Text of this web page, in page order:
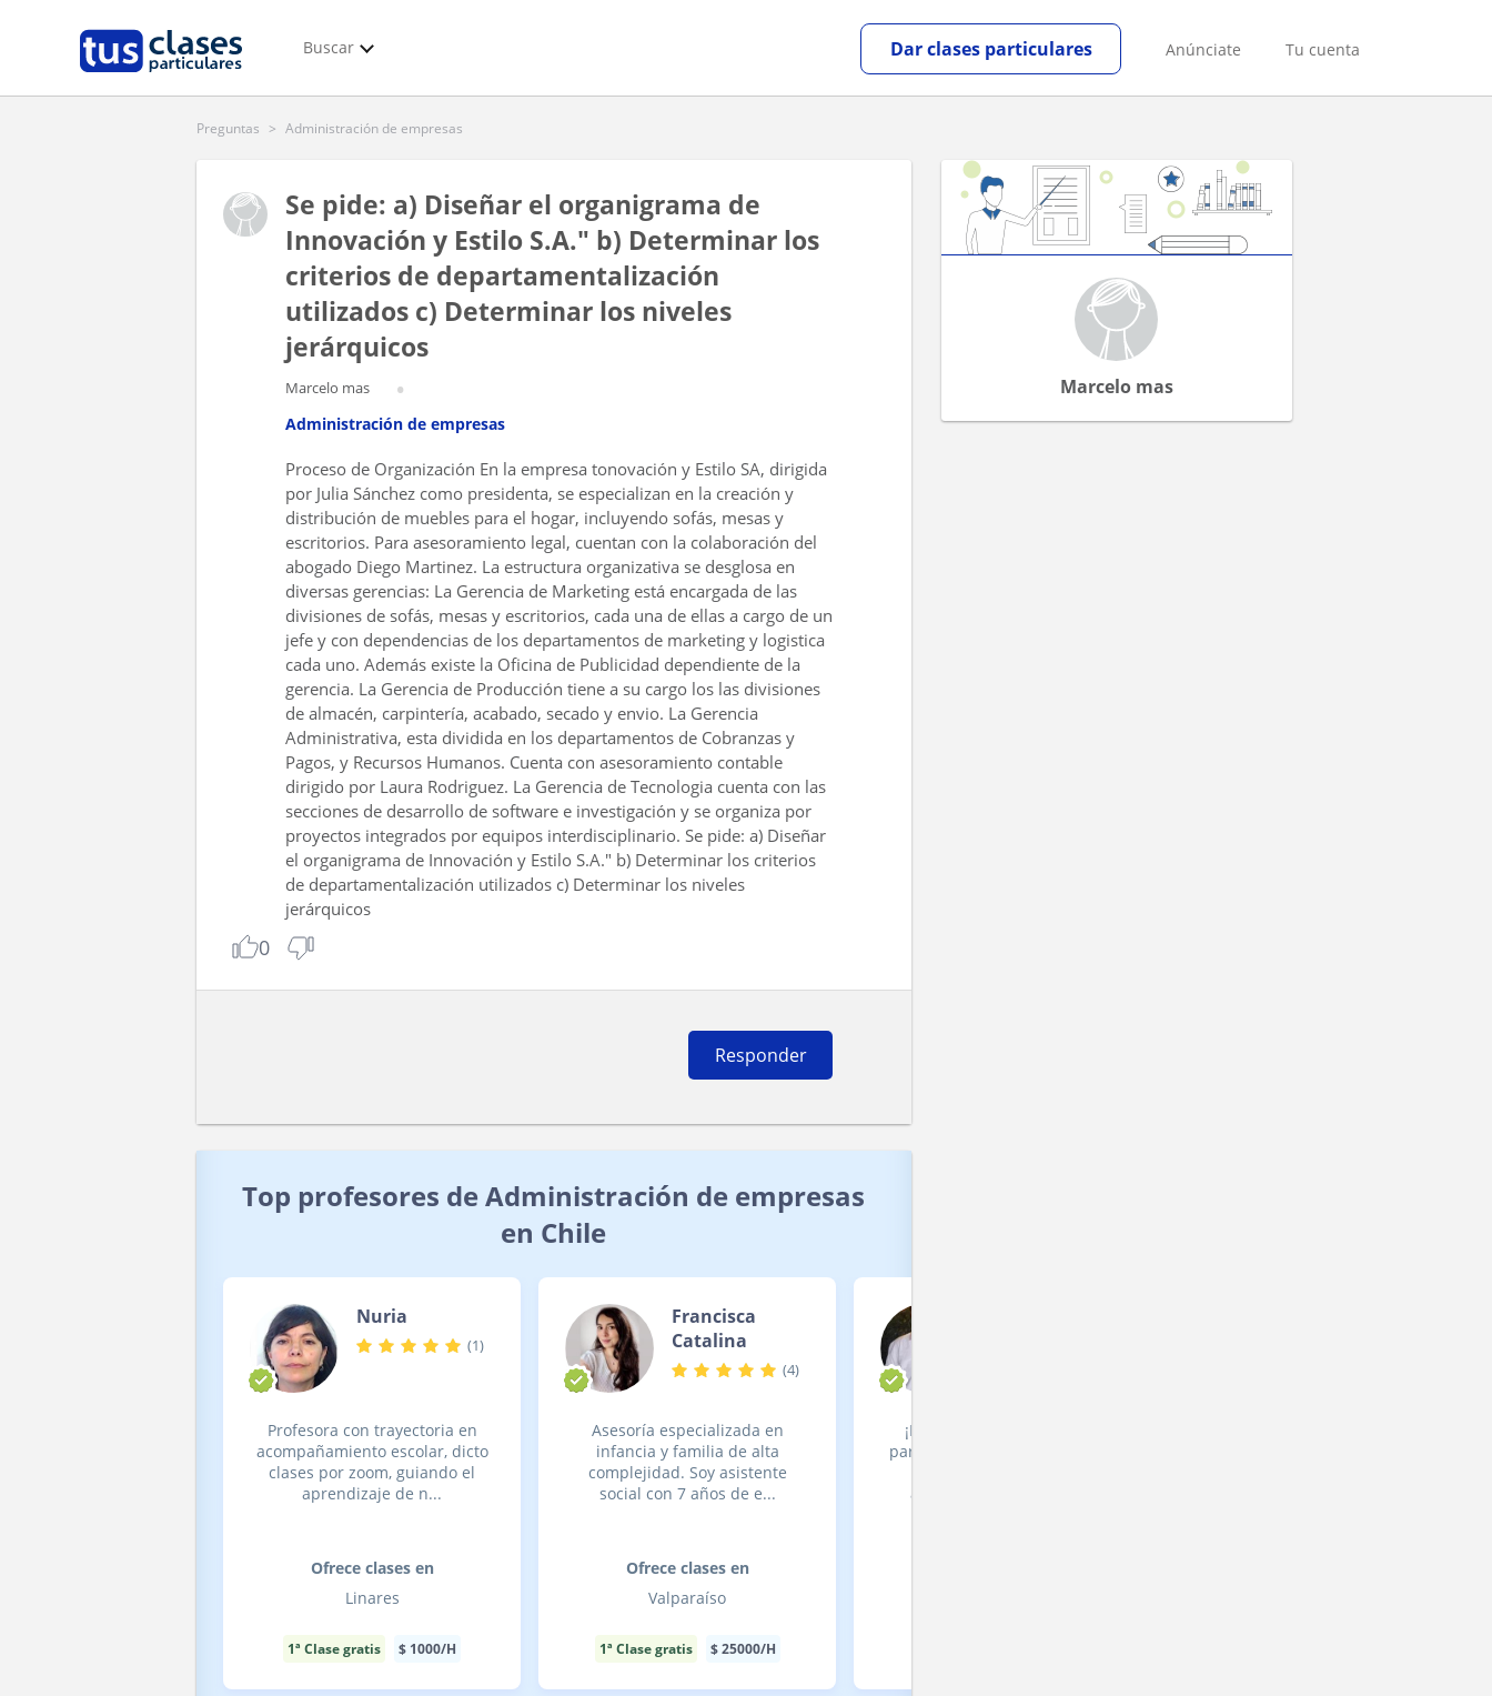
Buscar Anúnciate Tu cuenta
Dar clases particulares
Preguntas > Administración de empresas
Se pide: a) Diseñar el organigrama de
Innovación y Estilo S.A." b) Determinar los
criterios de departamentalización
utilizados c) Determinar los niveles
jerárquicos
Marcelo mas
Administración de empresas
Proceso de Organización En la empresa tonovación y Estilo SA, dirigida
por Julia Sánchez como presidenta, se especializan en la creación y
distribución de muebles para el hogar, incluyendo sofás, mesas y
escritorios. Para asesoramiento legal, cuentan con la colaboración del
abogado Diego Martinez. La estructura organizativa se desglosa en
diversas gerencias: La Gerencia de Marketing está encargada de las
divisiones de sofás, mesas y escritorios, cada una de ellas a cargo de un
jefe y con dependencias de los departamentos de marketing y logistica
cada uno. Además existe la Oficina de Publicidad dependiente de la
gerencia. La Gerencia de Producción tiene a su cargo los las divisiones
de almacén, carpintería, acabado, secado y envio. La Gerencia
Administrativa, esta dividida en los departamentos de Cobranzas y
Pagos, y Recursos Humanos. Cuenta con asesoramiento contable
dirigido por Laura Rodriguez. La Gerencia de Tecnologia cuenta con las
secciones de desarrollo de software e investigación y se organiza por
proyectos integrados por equipos interdisciplinario. Se pide: a) Diseñar
el organigrama de Innovación y Estilo S.A." b) Determinar los criterios
de departamentalización utilizados c) Determinar los niveles
jerárquicos
0
Responder
Top profesores de Administración de empresas
en Chile
Nuria
(1)
Profesora con trayectoria en
acompañamiento escolar, dicto
clases por zoom, guiando el
aprendizaje de n...
Ofrece clases en
Linares
1ª Clase gratis $ 1000/H
Francisca
Catalina
(4)
Asesoría especializada en
infancia y familia de alta
complejidad. Soy asistente
social con 7 años de e...
Ofrece clases en
Valparaíso
1ª Clase gratis $25000/H
¡Bienvenido/a a mis clases
particulares de Trabajo Social!
apasionado del trabajo...
Marcelo mas